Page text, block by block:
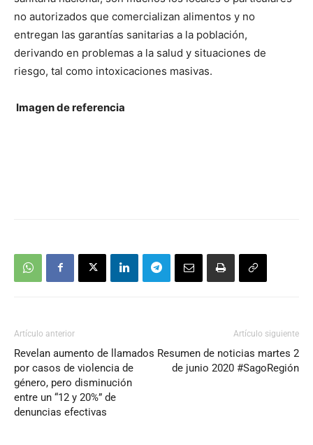
no autorizados que comercializan alimentos y no
entregan las garantías sanitarias a la población,
derivando en problemas a la salud y situaciones de
riesgo, tal como intoxicaciones masivas.
Imagen de referencia
Artículo anterior
Revelan aumento de llamados
por casos de violencia de
género, pero disminución
entre un “12 y 20%” de
denuncias efectivas
Artículo siguiente
Resumen de noticias martes 2
de junio 2020 #SagoRegión